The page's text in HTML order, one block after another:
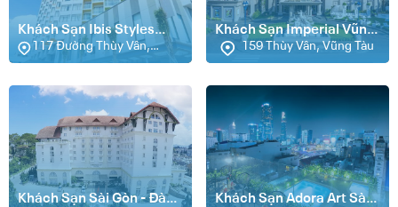
Khách Sạn Ibis Styles
Vũng Tàu
117 Đường Thùy Vân,
Phường Thắng Tam, Vũng
Khách Sạn Imperial Vũng
Tàu
159 Thùy Vân, Vũng Tàu
Khách Sạn Sài Gòn - Đà
Khách Sạn Adora Art Sài